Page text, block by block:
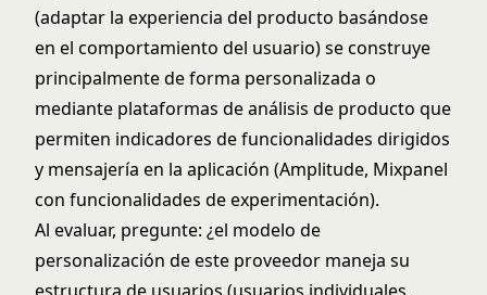
(adaptar la experiencia del producto basándose
en el comportamiento del usuario) se construye
principalmente de forma personalizada o
mediante plataformas de análisis de producto que
permiten indicadores de funcionalidades dirigidos
y mensajería en la aplicación (Amplitude, Mixpanel
con funcionalidades de experimentación).
Al evaluar, pregunte: ¿el modelo de
personalización de este proveedor maneja su